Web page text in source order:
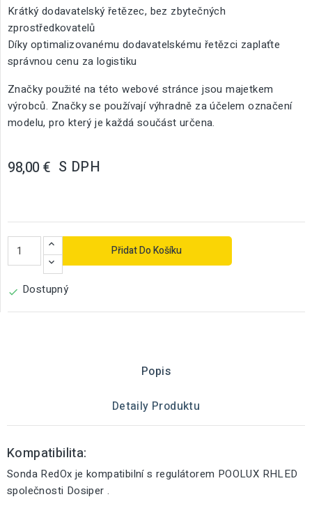
Krátký dodavatelský řetězec, bez zbytečných
zprostředkovatelů
Díky optimalizovanému dodavatelskému řetězci zaplaťte
správnou cenu za logistiku
Značky použité na této webové stránce jsou majetkem
výrobců. Značky se používají výhradně za účelem označení
modelu, pro který je každá součást určena.
98,00 € S DPH
Přidat Do Košíku
 Dostupný
Popis
Detaily Produktu
Kompatibilita:
Sonda RedOx je kompatibilní s regulátorem POOLUX RHLED
společnosti Dosiper .